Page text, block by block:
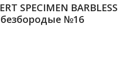
SPECIMEN BARBLESS
№16